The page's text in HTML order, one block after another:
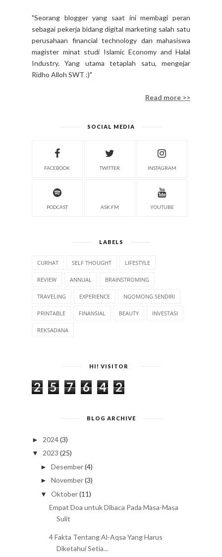
"Seorang blogger yang saat ini membagi peran
sebagai pekerja bidang digital marketing salah satu
perusahaan financial technology dan mahasiswa
magister minat studi Islamic Economy and Halal
Industry. Yang utama tetaplah satu, mengejar
Ridho Alloh SWT :)"
Read more >>
SOCIAL MEDIA
FACEBOOK TWITTER INSTAGRAM
PODCAST ASK.FM YOUTUBE
LABELS
CURHAT SELF THOUGHT LIFESTYLE
REVIEW ANNUAL BRAINSTROMING
TRAVELING EXPERIENCE NGOMONG SENDIRI
PRINTABLE FINANSIAL BEAUTY INVESTASI
REKSADANA
HI! VISITOR
2 5 7 6 4 2
BLOG ARCHIVE
► 2024(3)
▼ 2023 (25)
► Desember(4)
► November(3)
▼ Oktober(11)
Empat Doa untuk Dibaca Pada Masa-Masa
Sulit
4 Fakta Tentang Al-Aqsa Yang Harus
Diketahui Setia...